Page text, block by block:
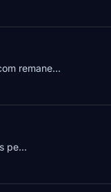
remane...
pe...